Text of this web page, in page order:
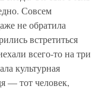
Совсем
не обратила
встретиться
всего-то на три
культурная
— тот человек,